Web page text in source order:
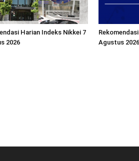
Harian Indeks Nikkei 7
2026
Agustus 2026